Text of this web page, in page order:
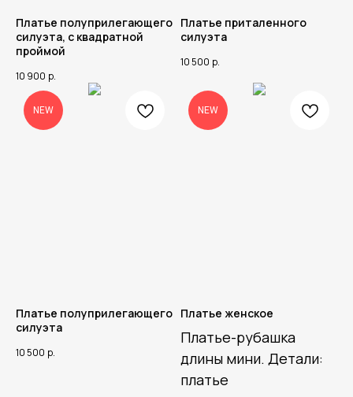
Платье полуприлегающего
силуэта, с квадратной
проймой
10 900 р.
Платье приталенного
силуэта
10 500 р.
NEW
Платье полуприлегающего
силуэта
10 500 р.
NEW
Платье женское
Платье-рубашка
длины мини. Детали:
платье